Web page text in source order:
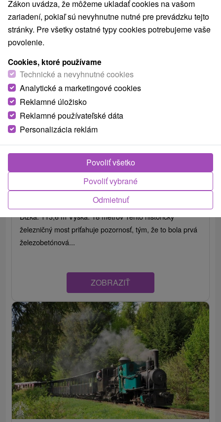
Obce a mesta
Predajná(1) Telgárt(1)
Chmarošský Viadukt
Banskobystrický kraj -Telgárt
Dĺžka: 113,6 m Výška: 18 metrov Tento historický
železničný most priťahuje pozornosť, tým, že to bola prvá
železobetónová...
ZOBRAZIŤ
Zákon uvádza, že môžeme ukladať cookies na vašom
zariadení, pokiaľ sú nevyhnutne nutné pre prevádzku tejto
stránky. Pre všetky ostatné typy cookies potrebujeme vaše
povolenie.
Cookies, ktoré používame
Technické a nevyhnutné cookies
Analytické a marketingové cookies
Reklamné úložisko
Reklamné používateľské dáta
Personalizácia reklám
Odmietnuť
Povoliť vybrané
Povoliť všetko